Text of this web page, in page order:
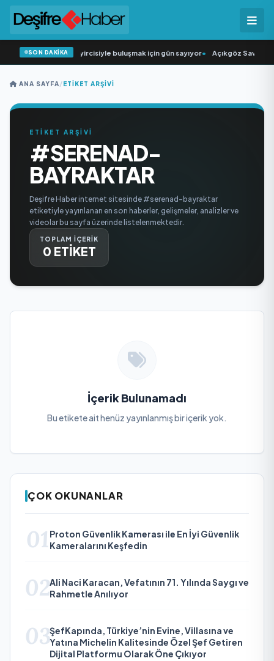
SON DAKİKA
“Düğün Şarkıcısı” seyircisiyle buluşmak için gün sayıyor• Açıkgöz
ANA SAYFA/ETIKET ARŞIVI
ETİKET ARŞİVİ
#SERENAD-
BAYRAKTAR
Deşifre Haber internet sitesinde #serenad-bayraktar
etiketiyle yayınlanan en son haberler, gelişmeler, analizler ve
videolar bu sayfa üzerinde listelenmektedir.
TOPLAM İÇERİK
0 ETİKET
İçerik Bulunamadı
Bu etikete ait henüz yayınlanmış bir içerik yok.
ÇOK OKUNANLAR
01 Proton Güvenlik Kamerası ile En İyi Güvenlik
Kameralarını Keşfedin
02Ali Naci Karacan, Vefatının 71. Yılında Saygı ve
Rahmetle Anılıyor
03ŞefKapında, Türkiye’nin Evine, Villasına ve
Yatına Michelin Kalitesinde Özel Şef Getiren
Dijital Platformu Olarak Öne Çıkıyor